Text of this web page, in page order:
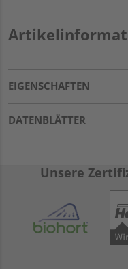
EIGENSCHAFTEN
DATENBLÄTTER
Unsere